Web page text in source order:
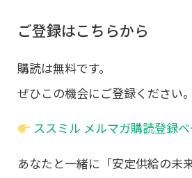
ご登録はこちらから
購読は無料です。
ぜひこの機会にご登録ください。
ススミル メルマガ購読登録
あなたと一緒に「安定供給の未